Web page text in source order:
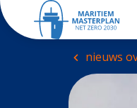
nieuws